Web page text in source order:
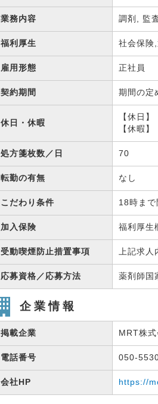
業務内容 調剤, 監
福利厚生 社会保険
雇用形態 正社員
契約期間 期間の定
休日・休暇
【休日
【休暇
処方箋枚数／日 70
転勤の有無 なし
こだわり条件 18時ま
加入保険 福利厚生
受動喫煙防止措置事項 上記求人
応募資格／応募方法 薬剤師国
企業情報
掲載企業 MRT株
電話番号 050-
会社HP https://